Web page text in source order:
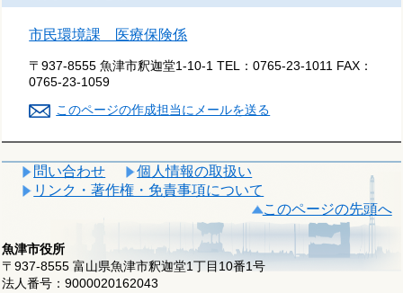
市民環境課 医療保険係
〒937-8555 魚津市釈迦堂1-10-1 TEL：0765-23-1011 FAX：
0765-23-1059
このページの作成担当にメールを送る
問い合わせ
個人情報の取扱い
リンク・著作権・免責事項について
このページの先頭へ
魚津市役所
〒937-8555 富山県魚津市釈迦堂1丁目10番1号
法人番号：9000020162043